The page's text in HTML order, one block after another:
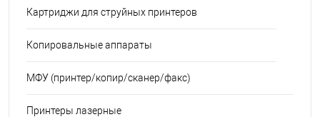
Картриджи для струйных принтеров
Копировальные аппараты
МФУ (принтер/копир/сканер/факс)
Принтеры лазерные